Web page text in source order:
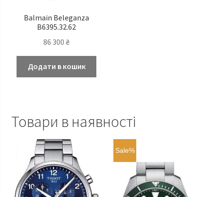
Balmain Beleganza
B6395.32.62
86 300₴
Додати в кошик
Товари в наявності
Sale%